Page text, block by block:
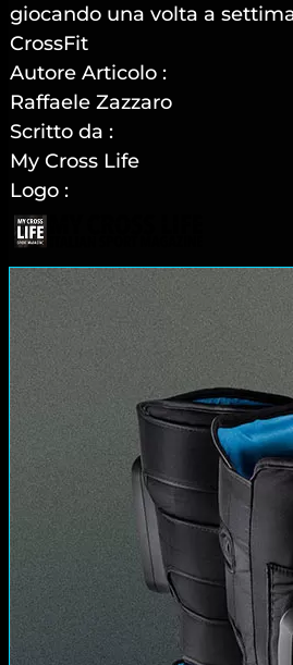
giocando una volta a
CrossFit
Autore Articolo :
Raffaele Zazzaro
Scritto da :
My Cross Life
Logo :